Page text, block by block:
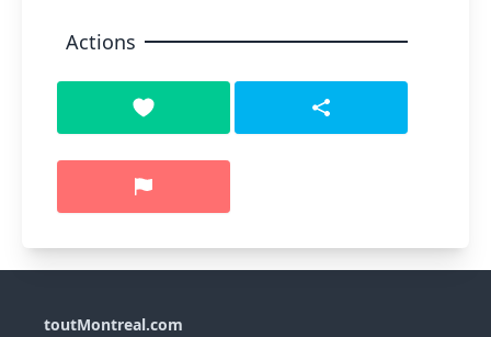
Actions
toutMontreal.com